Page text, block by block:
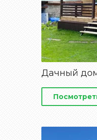
Дачный